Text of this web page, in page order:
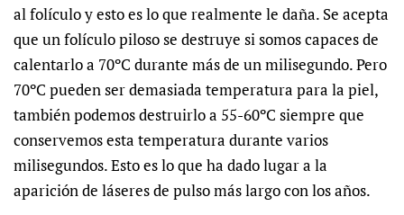
al folículo y esto es lo que realmente le daña. Se acepta
que un folículo piloso se destruye si somos capaces de
calentarlo a 70ºC durante más de un milisegundo. Pero
70ºC pueden ser demasiada temperatura para la piel,
también podemos destruirlo a 55-60ºC siempre que
conservemos esta temperatura durante varios
milisegundos. Esto es lo que ha dado lugar a la
aparición de láseres de pulso más largo con los años.